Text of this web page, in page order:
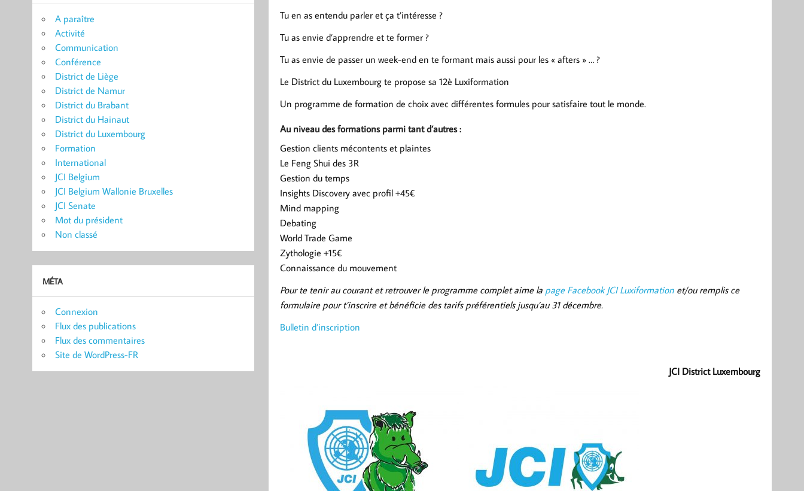
Tu en as entendu parler et ça t’intéresse ?
Tu as envie d’apprendre et te former ?
Tu as envie de passer un week-end en te formant mais aussi pour les « afters » … ?
Le District du Luxembourg te propose sa 12è Luxiformation
Un programme de formation de choix avec différentes formules pour satisfaire tout le monde.
Au niveau des formations parmi tant d’autres :
Gestion clients mécontents et plaintes
Le Feng Shui des 3R
Gestion du temps
Insights Discovery avec profil +45€
Mind mapping
Debating
World Trade Game
Zythologie +15€
Connaissance du mouvement
Pour te tenir au courant et retrouver le programme complet aime la page Facebook JCI Luxiformationet/ou remplis ce
formulaire pour t’inscrire et bénéficie des tarifs préférentiels jusqu’au 31 décembre.
Bulletin d’inscription
JCI District Luxembourg
A paraître
Activité
Communication
Conférence
District de Liège
District de Namur
District du Brabant
District du Hainaut
District du Luxembourg
Formation
International
JCI Belgium
JCI Belgium Wallonie Bruxelles
JCI Senate
Mot du président
Non classé
MÉTA
Connexion
Flux des publications
Flux des commentaires
Site de WordPress-FR